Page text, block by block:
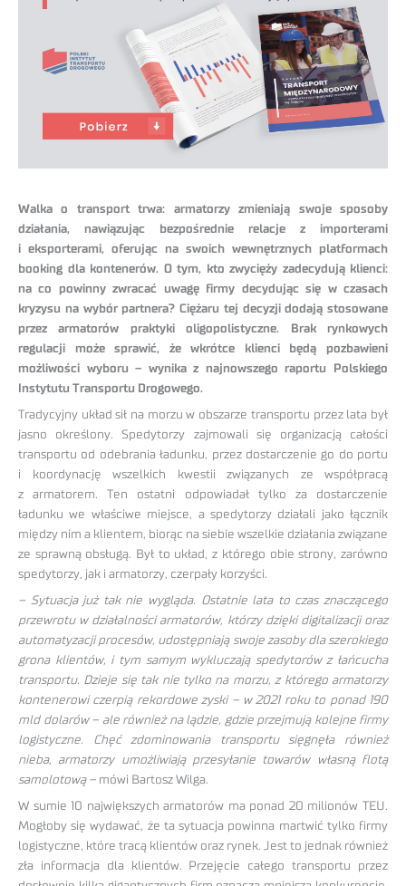
Walka o transport trwa: armatorzy zmieniają swoje sposoby
działania, nawiązując bezpośrednie relacje z importerami
i eksporterami, oferując na swoich wewnętrznych platformach
booking dla kontenerów. O tym, kto zwycięży zadecydują klienci:
na co powinny zwracać uwagę firmy decydując się w czasach
kryzysu na wybór partnera? Ciężaru tej decyzji dodają stosowane
przez armatorów praktyki oligopolistyczne. Brak rynkowych
regulacji może sprawić, że wkrótce klienci będą pozbawieni
możliwości wyboru – wynika z najnowszego raportu Polskiego
Instytutu Transportu Drogowego.
Tradycyjny układ sił na morzu w obszarze transportu przez lata był
jasno określony. Spedytorzy zajmowali się organizacją całości
transportu od odebrania ładunku, przez dostarczenie go do portu
i koordynację wszelkich kwestii związanych ze współpracą
z armatorem. Ten ostatni odpowiadał tylko za dostarczenie
ładunku we właściwe miejsce, a spedytorzy działali jako łącznik
między nim a klientem, biorąc na siebie wszelkie działania związane
ze sprawną obsługą. Był to układ, z którego obie strony, zarówno
spedytorzy, jak i armatorzy, czerpały korzyści.
– Sytuacja już tak nie wygląda. Ostatnie lata to czas znaczącego
przewrotu w działalności armatorów, którzy dzięki digitalizacji oraz
automatyzacji procesów, udostępniają swoje zasoby dla szerokiego
grona klientów, i tym samym wykluczają spedytorów z łańcucha
transportu. Dzieje się tak nie tylko na morzu, z którego armatorzy
kontenerowi czerpią rekordowe zyski – w 2021 roku to ponad 190
mld dolarów – ale również na lądzie, gdzie przejmują kolejne firmy
logistyczne. Chęć zdominowania transportu sięgnęła również
nieba, armatorzy umożliwiają przesyłanie towarów własną flotą
samolotową – mówi Bartosz Wilga.
W sumie 10 największych armatorów ma ponad 20 milionów TEU.
Mogłoby się wydawać, że ta sytuacja powinna martwić tylko firmy
logistyczne, które tracą klientów oraz rynek. Jest to jednak również
zła informacja dla klientów. Przejęcie całego transportu przez